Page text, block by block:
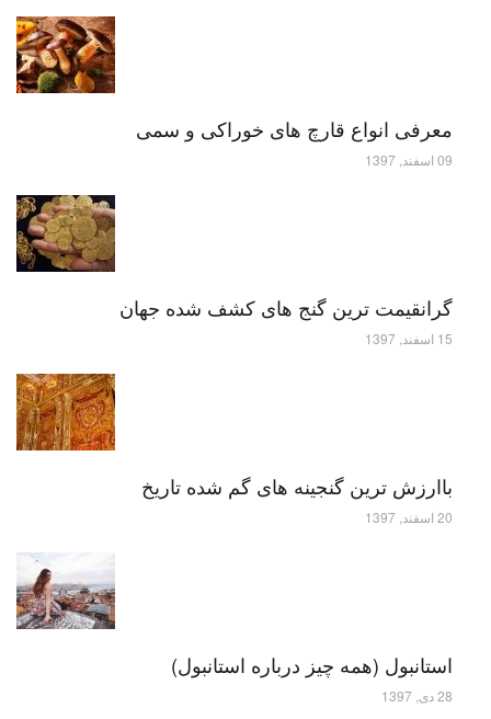
معرفی انواع قارچ های خوراکی و سمی
09 اسفند, 1397
گرانقیمت ترین گنج های کشف شده جهان
15 اسفند, 1397
باارزش ترین گنجینه های گم شده تاریخ
20 اسفند, 1397
استانبول (همه چیز درباره استانبول)
28 دی, 1397